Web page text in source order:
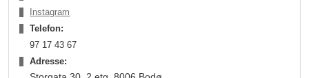
Driften er todelt: en musikalsk og kreativ del hvor Lyngmo og
hennes ansatte jobber som artister, sangpedagoger,
kordirigent for bedriftskor og produsent. Kundene er både
private og bedrifter.
Instagram
Telefon:
97 17 43 67
Adresse: